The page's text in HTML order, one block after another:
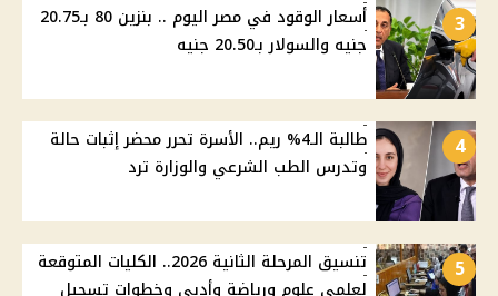
3
أسعار الوقود في مصر اليوم .. بنزين 80 بـ20.75
جنيه والسولار بـ20.50 جنيه
4
طالبة الـ4% ريم.. الأسرة تحرر محضر إثبات حالة
وتدرس الطب الشرعي والوزارة ترد
5
تنسيق المرحلة الثانية 2026.. الكليات المتوقعة
لعلمي علوم ورياضة وأدبي وخطوات تسجيل